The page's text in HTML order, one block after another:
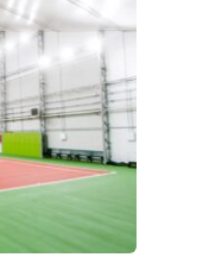
27.04.2026